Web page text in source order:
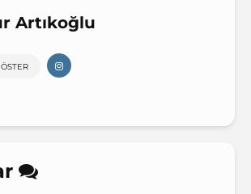
Artıkoğlu